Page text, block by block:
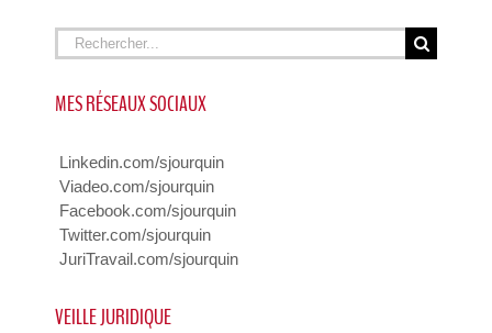
Rechercher
MES RÉSEAUX SOCIAUX
Linkedin.com/sjourquin
Viadeo.com/sjourquin
Facebook.com/sjourquin
Twitter.com/sjourquin
JuriTravail.com/sjourquin
VEILLE JURIDIQUE